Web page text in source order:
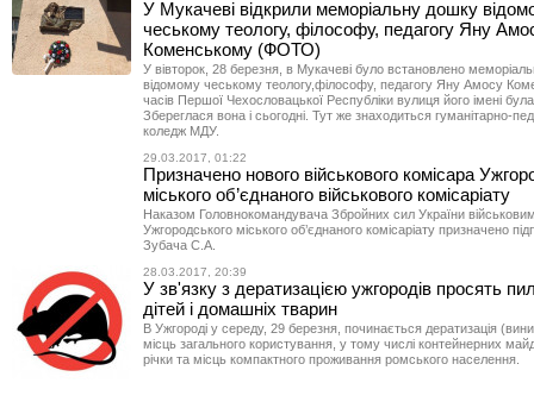
У Мукачеві відкрили меморіальну дошку
чеському теологу, філософу, педагогу Яну
Коменському (ФОТО)
У вівторок, 28 березня, в Мукачеві було встановлено
відомому чеському теологу,філософу, педагогу Яну Амосу
часів Першої Чехословацької Республіки вулиця його імені
Збереглася вона і сьогодні. Тут же знаходиться гуманітарно-
коледж МДУ.
29.03.2017, 01:22
Призначено нового військового комісара
міського об’єднаного військового комісаріату
Наказом Головнокомандувача Збройних сил України
Ужгородського міського об’єднаного комісаріату призначено
Зубача С.А.
28.03.2017, 20:39
У зв'язку з дератизацією ужгородів просять
дітей і домашніх тварин
В Ужгороді у середу, 29 березня, починається дератизація
місць загального користування, у тому числі контейнерних
річки та місць компактного проживання ромського населення.